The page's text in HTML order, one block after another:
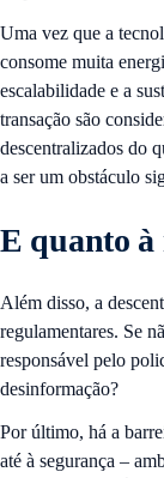
Uma vez que a
consome muita
escalabilidade e a
transação são
descentralizados do
a ser um obstáculo
E quanto à
Além disso, a
regulamentares. Se
responsável pelo
desinformação?
Por último, há a
até à segurança –